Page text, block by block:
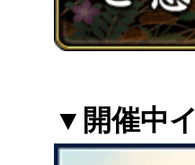
▼開催中